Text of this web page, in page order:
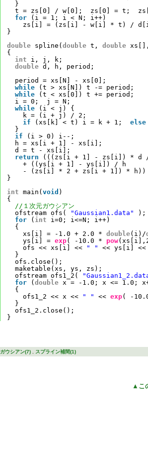
}
t = zs[0] / w[0];  zs[0] = t;
for
(i = 1; i < N; i++)
zs[i] = (zs[i] - w[i] * t) /
}
double spline( double t, double
{
int
i, j, k;
double d, h, period;
period = xs[N] - xs[0];
while
(t > xs[N]) t -= period;
while
(t < xs[0]) t += period;
i = 0;  j = N;
while
(i < j) {
k = (i + j) / 2;
if
(xs[k] < t) i = k + 1; else
}
if
(i > 0) i--;
h = xs[i + 1] - xs[i];
d = t - xs[i];
return
(((zs[i + 1] - zs[i]) * d
+ ((ys[i + 1] - ys[i]) / h
- (zs[i] * 2 + zs[i + 1]) * h))
}
int main( void )
{
//１次元ガウシアン
ofstream ofs(
"Gaussian1.data"
);
for
( int
i=0; i<=N; i++)
{
xs[i] = -1.0 + 2.0 * double(i)/
ys[i] = exp( -10.0 * pow
ofs << xs[i] <<
" "
<< ys[i] <<
}
ofs.close();
maketable(xs, ys, zs);
ofstream ofs1_2(
for
( double x = -1.0; x <= 1.0;
{
ofs1_2 << x <<
" " << exp( -
}
ofs1_2.close();
}
ガウシアン(7) スプライン補間(1)
▲こ